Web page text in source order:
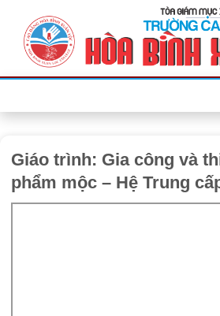
Giáo trình: Gia công và
phẩm mộc – Hệ Trung